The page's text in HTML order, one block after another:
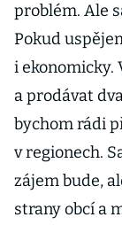
problém. Ale
Pokud
i ekonomicky.
a prodávat
bychom rádi
v regionech.
zájem bude,
strany obcí a